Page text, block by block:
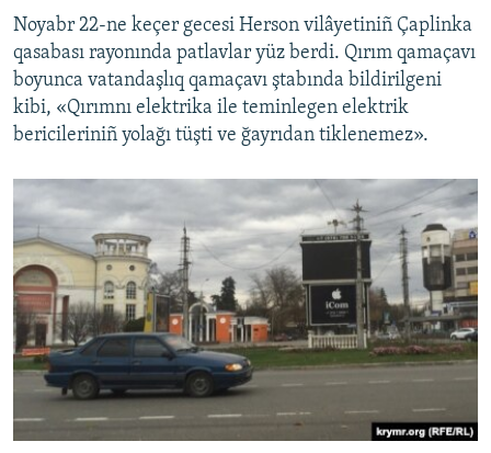
Noyabr 22-ne keçer gecesi Herson vilâyetiniñ Çaplinka
qasabası rayonında patlavlar yüz berdi. Qırım qamaçavı
boyunca vatandaşlıq qamaçavı ştabında bildirilgeni
kibi, «Qırımnı elektrika ile teminlegen elektrik
bericileriniñ yolağı tüşti ve ğayrıdan tiklenemez».